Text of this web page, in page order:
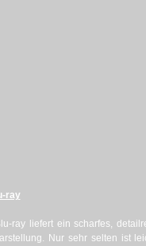
ray
ray liefert ein scharfes,
Nur sehr selten ist